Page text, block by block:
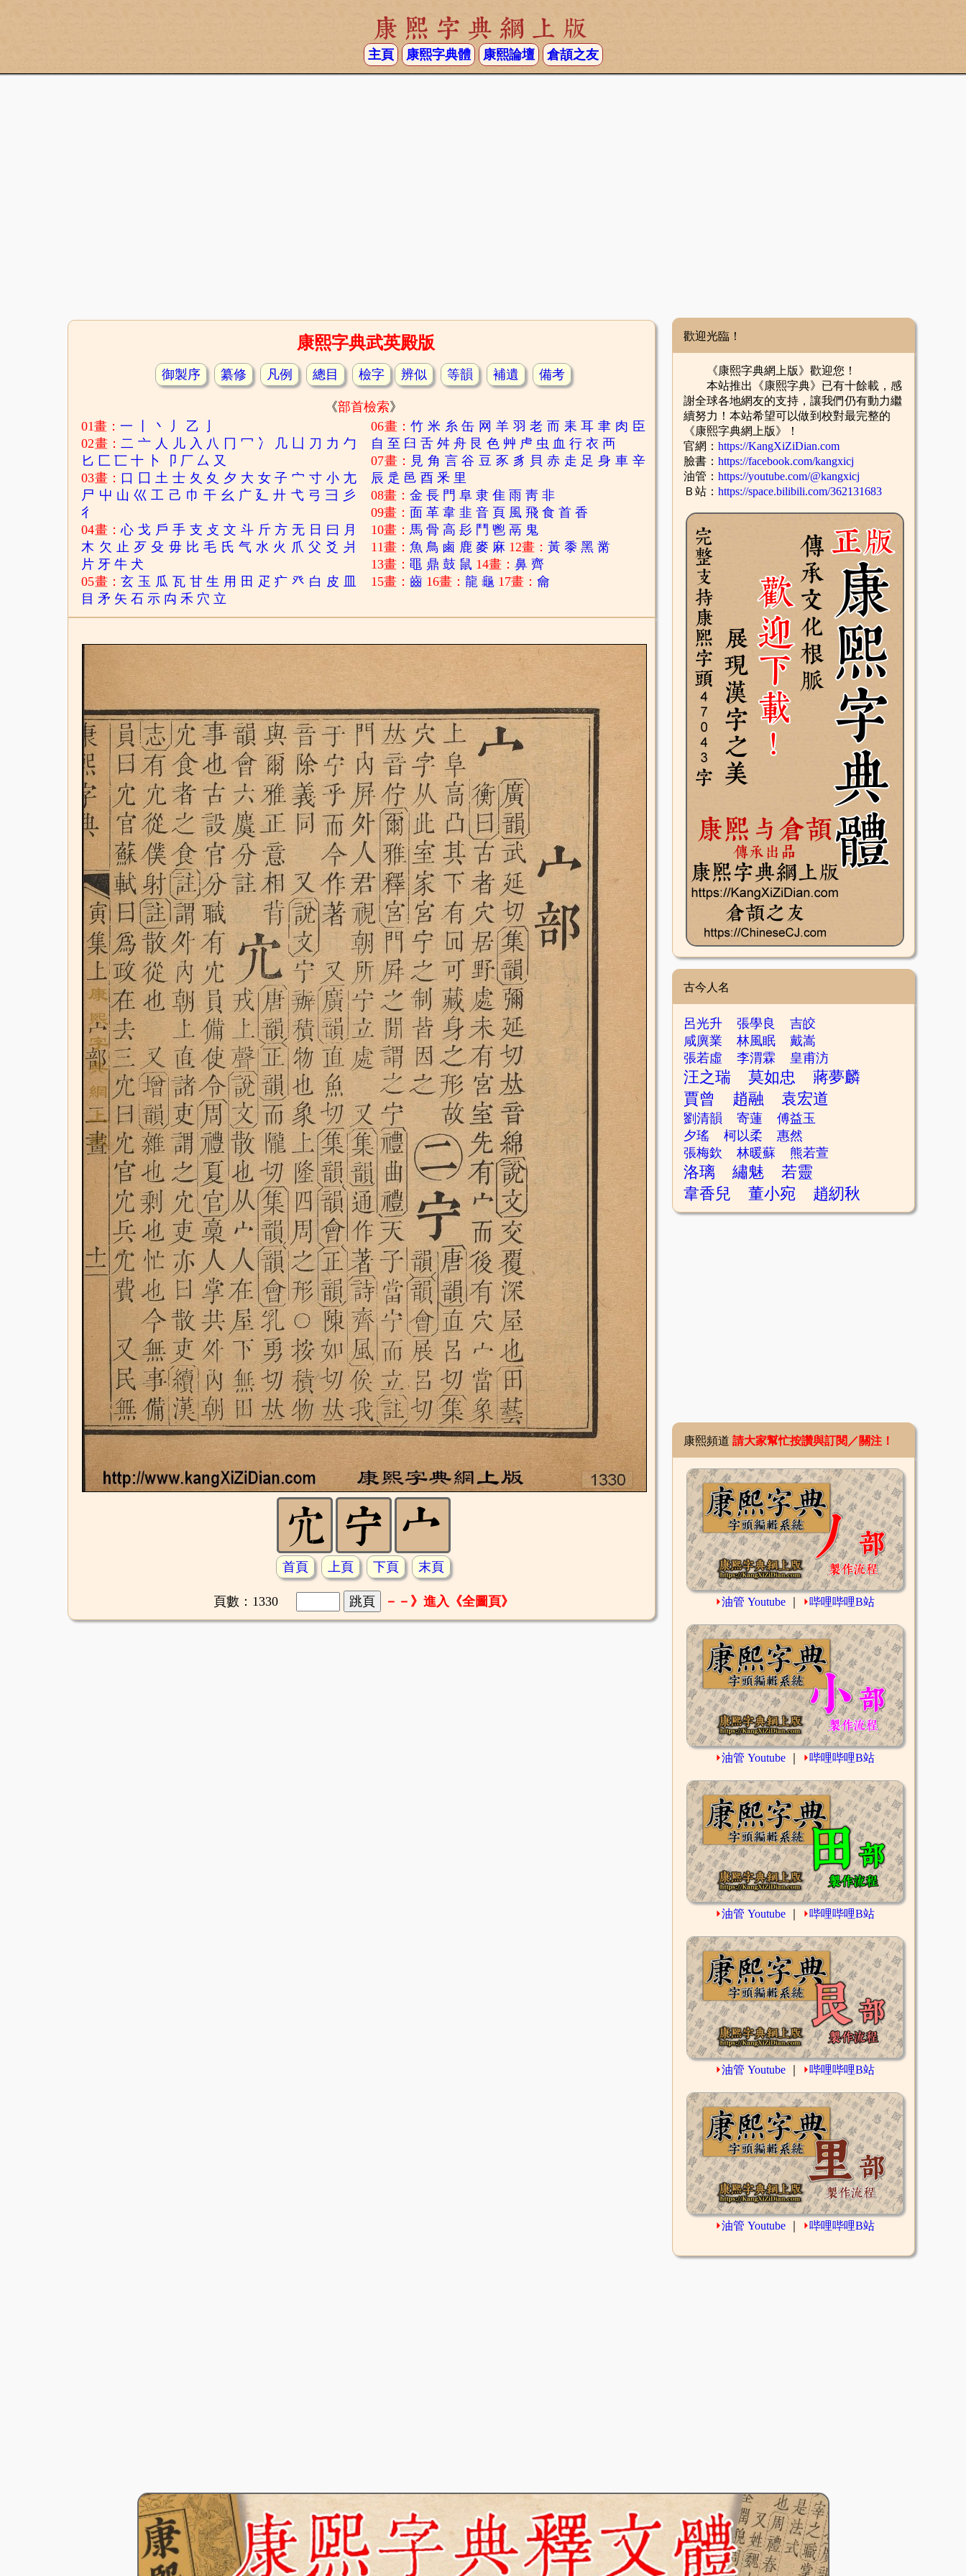
康熙字典網上版
主頁 康熙字典體 康熙論壇 倉頡之友
康熙字典武英殿版
御製序 纂修 凡例 總目 檢字 辨似 等韻 補遺 備考
《部首檢索》
01畫：一 丶 丿 乙
02畫：二 亠 人 儿 入 八 冂 冖 冫 几 凵 刀 力 勹
匕 匚 匸 十 卜 卩 厂 厶 又
03畫： 口 囗 土 士 夂 夊 夕 大 女 子 宀 寸 小 尢
尸 屮 山 巛 工 己 巾 干 幺 广 廴 廾 弋 弓 彐 彡
彳
04畫：心 戈 戶 手 支 攴 文 斗 斤 方 无 日 曰 月
木 欠 止 歹 殳 毋 比 毛 氏 气 水 火 爪 父 爻 爿
片 牙 牛 犬
05畫：玄 玉 瓜 瓦 甘 生 用 田 疋 疒 癶 白 皮
目 矛 矢 石 示 禸 禾 穴 立
06畫：竹 米 糸 缶 网 羊 羽 老 而 耒 耳 聿 肉 臣
自 至 臼 舌 舛 舟 艮 色 艸 虍 虫 血 行 衣 襾
07畫： 見 角 言 谷 豆 豕 豸 貝 赤 走 足 身 車 辛
辰 辵 邑 酉 釆 里
08畫：金 長 門 阜 隶 隹 雨 靑 非
09畫： 面 革 韋 韭 音 頁 風 飛 食 首 香
10畫：馬 骨 高 髟 鬥 鬯 鬲 鬼
11畫：魚 鳥 鹵 鹿 麥 麻 12畫：黃 黍 黑 黹
13畫：黽 鼎 鼓 鼠 14畫：鼻 齊
15畫：齒 16畫：龍 龜 17畫：龠
首頁 上頁 下頁 末頁
頁數：1330 －－》進入《全圖頁》
歡迎光臨！
《康熙字典網上版》歡迎您！
本站推出《康熙字典》已有十餘載，感
謝全球各地網友的支持，讓我們仍有動力繼
續努力！本站希望可以做到校對最完整的
《康熙字典網上版》！
官網： https://KangXiZiDian.com
臉書： https://facebook.com/kangxicj
油管： https://youtube.com/@kangxicj
Ｂ站： https://space.bilibili.com/362131683
古今人名
呂光升 張學良
吉皎
咸廙業
林風眠
戴嵩
張若虛
李渭霖 皇甫汸
汪之瑞 莫如忠
蔣夢麟
賈曾
趙融 袁宏道
劉清韻 寄蓮
傅益玉
夕瑤
柯以柔
惠然
張梅欽
林暖蘇 熊若萱
洛璃 繡魅
若靈
韋香兒
董小宛 趙紉秋
康熙頻道 請大家幫忙按讚與訂閱／關注！
⏵油管 Youtube ⏵哔哩哔哩B站
⏵油管 Youtube ⏵哔哩哔哩B站
⏵油管 Youtube ⏵哔哩哔哩B站
⏵油管 Youtube ⏵哔哩哔哩B站
⏵油管 Youtube ⏵哔哩哔哩B站